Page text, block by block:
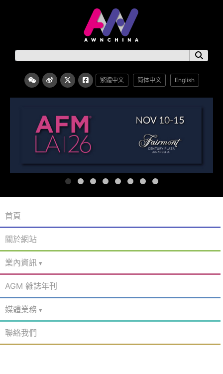
繁體中文 简体中文 English
首頁
關於網站
業內資訊
AGM 雜誌年刊
媒體業務
聯絡我們